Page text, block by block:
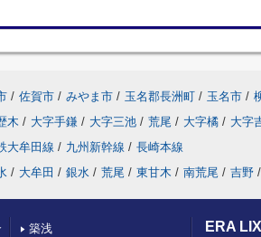
/ 佐賀市 / みやま市 / 玉名郡長洲町 / 玉名市 /
木 / 大字手鎌 / 大字三池 / 荒尾 / 大字橘 / 大字
大牟田線 / 九州新幹線 / 長崎本線
/ 大牟田 / 銀水 / 荒尾 / 東甘木 / 南荒尾 / 吉野 /
築浅
ERA